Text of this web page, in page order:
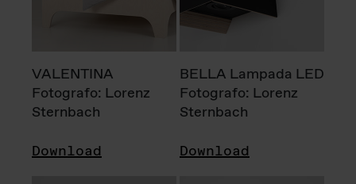
VALENTINA
Fotografo: Lorenz
Sternbach
Download
BELLA Lampada LED
Fotografo: Lorenz
Sternbach
Download